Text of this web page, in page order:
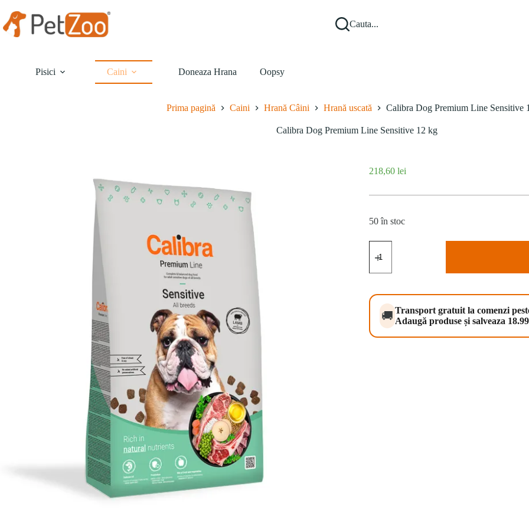
conținut
Cauta...
Pisici Caini Doneaza Hrana Oopsy
Prima pagină Caini Hrană Câini Hrană uscată Calibra Dog Premium Line Sensitive
Calibra Dog Premium Line Sensitive 12 kg
218,60 lei
50 în stoc
Calibra
Premium
Sensitive
🚚 Transport gratuit la comenzi
Adaugă produse și salveaza